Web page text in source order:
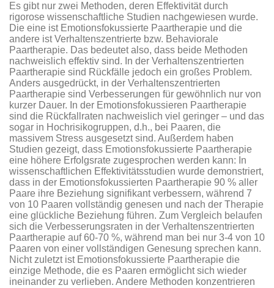
Es gibt nur zwei Methoden, deren Effektivität durch
rigorose wissenschaftliche Studien nachgewiesen wurde.
Die eine ist Emotionsfokussierte Paartherapie und die
andere ist Verhaltenszentrierte bzw. Behaviorale
Paartherapie. Das bedeutet also, dass beide Methoden
nachweislich effektiv sind. In der Verhaltenszentrierten
Paartherapie sind Rückfälle jedoch ein großes Problem.
Anders ausgedrückt, in der Verhaltenszentrierten
Paartherapie sind Verbesserungen für gewöhnlich nur von
kurzer Dauer. In der Emotionsfokussieren Paartherapie
sind die Rückfallraten nachweislich viel geringer – und das
sogar in Hochrisikogruppen, d.h., bei Paaren, die
massivem Stress ausgesetzt sind. Außerdem haben
Studien gezeigt, dass Emotionsfokussierte Paartherapie
eine höhere Erfolgsrate zugesprochen werden kann: In
wissenschaftlichen Effektivitätsstudien wurde demonstriert,
dass in der Emotionsfokussierten Paartherapie 90 % aller
Paare ihre Beziehung signifikant verbessern, während 7
von 10 Paaren vollständig genesen und nach der Therapie
eine glückliche Beziehung führen. Zum Vergleich belaufen
sich die Verbesserungsraten in der Verhaltenszentrierten
Paartherapie auf 60-70 %, während man bei nur 3-4 von 10
Paaren von einer vollständigen Genesung sprechen kann.
Nicht zuletzt ist Emotionsfokussierte Paartherapie die
einzige Methode, die es Paaren ermöglicht sich wieder
ineinander zu verlieben. Andere Methoden konzentrieren